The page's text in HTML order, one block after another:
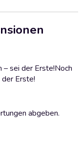
– sei der Erste!Noch
Erste!
abgeben.